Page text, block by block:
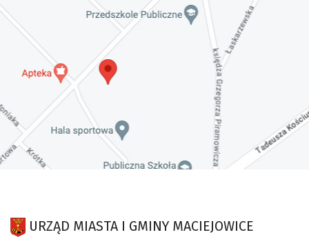
URZĄD MIASTA I GMINY MACIEJOWICE